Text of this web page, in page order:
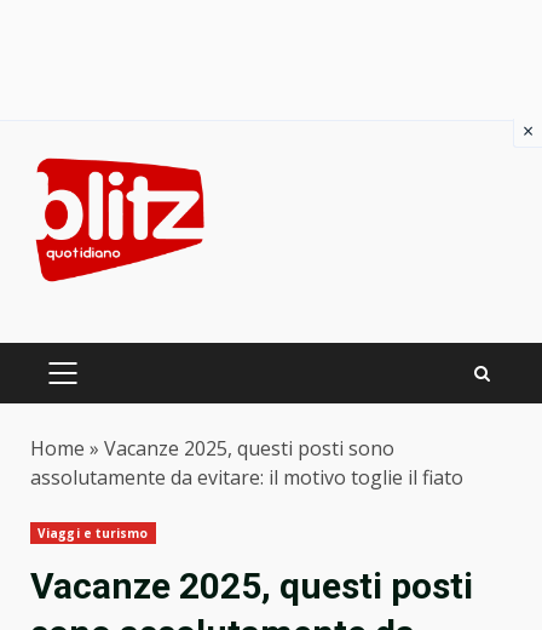
content
PRIMARY
Home » Vacanze 2025, questi posti sono
assolutamente da evitare: il motivo toglie il fiato
Viaggi e turismo
Vacanze 2025, questi posti
×